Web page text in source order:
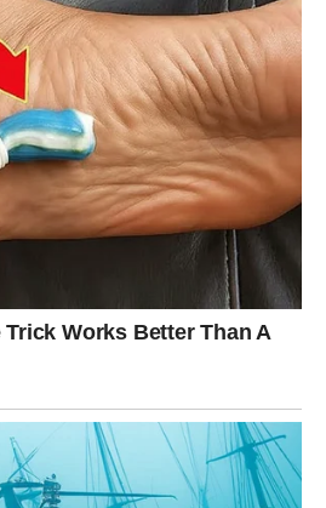
jabuke:
naribanu jabuku po tijestu, pažljivo
pečenjem palačinki.
koja se ne lijepi na srednjoj vatri,
ulja ili maslaca da spriječite
tijesta na tavu, oblikujući ga
zlatno smeđu nijansu. 6. Nastavite
doživljaj, preporučljivo je